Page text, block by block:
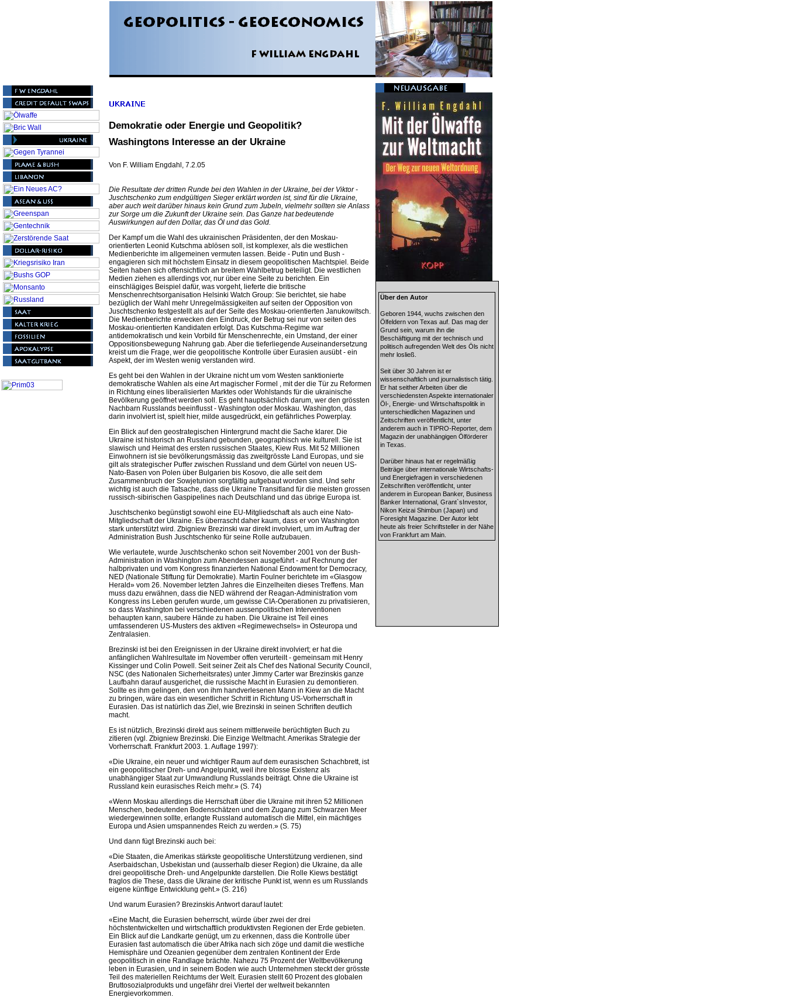
Demokratie oder Energie und Geopolitik?
Washingtons Interesse an der Ukraine
Von F. William Engdahl, 7.2.05
Die Resultate der dritten Runde bei den Wahlen in der Ukraine, bei der Viktor -
Juschtschenko zum endgültigen Sieger erklärt worden ist, sind für die Ukraine,
aber auch weit darüber hinaus kein Grund zum Jubeln, vielmehr sollten sie Anlass
zur Sorge um die Zukunft der Ukraine sein. Das Ganze hat bedeutende
Auswirkungen auf den Dollar, das Öl und das Gold.
Der Kampf um die Wahl des ukrainischen Präsidenten, der den Moskau-
orientierten Leonid Kutschma ablösen soll, ist komplexer, als die westlichen
Medienberichte im allgemeinen vermuten lassen. Beide - Putin und Bush -
engagieren sich mit höchstem Einsatz in diesem geopolitischen Machtspiel. Beide
Seiten haben sich offensichtlich an breitem Wahlbetrug beteiligt. Die westlichen
Medien ziehen es allerdings vor, nur über eine Seite zu berichten. Ein
einschlägiges Beispiel dafür, was vorgeht, lieferte die britische
Menschenrechtsorganisation Helsinki Watch Group: Sie berichtet, sie habe
bezüglich der Wahl mehr Unregelmässigkeiten auf seiten der Opposition von
Juschtschenko festgestellt als auf der Seite des Moskau-orientierten Janukowitsch.
Die Medienberichte erwecken den Eindruck, der Betrug sei nur von seiten des
Moskau-orientierten Kandidaten erfolgt. Das Kutschma-Regime war
antidemokratisch und kein Vorbild für Menschenrechte, ein Umstand, der einer
Oppositionsbewegung Nahrung gab. Aber die tieferliegende Auseinandersetzung
kreist um die Frage, wer die geopolitische Kontrolle über Eurasien ausübt - ein
Aspekt, der im Westen wenig verstanden wird.
Es geht bei den Wahlen in der Ukraine nicht um vom Westen sanktionierte
demokratische Wahlen als eine Art magischer Formel , mit der die Tür zu Reformen
in Richtung eines liberalisierten Marktes oder Wohlstands für die ukrainische
Bevölkerung geöffnet werden soll. Es geht hauptsächlich darum, wer den grössten
Nachbarn Russlands beeinflusst - Washington oder Moskau. Washington, das
darin involviert ist, spielt hier, milde ausgedrückt, ein gefährliches Powerplay.
Ein Blick auf den geostrategischen Hintergrund macht die Sache klarer. Die
Ukraine ist historisch an Russland gebunden, geographisch wie kulturell. Sie ist
slawisch und Heimat des ersten russischen Staates, Kiew Rus. Mit 52 Millionen
Einwohnern ist sie bevölkerungsmässig das zweitgrösste Land Europas, und sie
gilt als strategischer Puffer zwischen Russland und dem Gürtel von neuen US-
Nato-Basen von Polen über Bulgarien bis Kosovo, die alle seit dem
Zusammenbruch der Sowjetunion sorgfältig aufgebaut worden sind. Und sehr
wichtig ist auch die Tatsache, dass die Ukraine Transitland für die meisten grossen
russisch-sibirischen Gaspipelines nach Deutschland und das übrige Europa ist.
Juschtschenko begünstigt sowohl eine EU-Mitgliedschaft als auch eine Nato-
Mitgliedschaft der Ukraine. Es überrascht daher kaum, dass er von Washington
stark unterstützt wird. Zbigniew Brezinski war direkt involviert, um im Auftrag der
Administration Bush Juschtschenko für seine Rolle aufzubauen.
Wie verlautete, wurde Juschtschenko schon seit November 2001 von der Bush-
Administration in Washington zum Abendessen ausgeführt - auf Rechnung der
halbprivaten und vom Kongress finanzierten National Endowment for Democracy,
NED (Nationale Stiftung für Demokratie). Martin Foulner berichtete im «Glasgow
Herald» vom 26. November letzten Jahres die Einzelheiten dieses Treffens. Man
muss dazu erwähnen, dass die NED während der Reagan-Administration vom
Kongress ins Leben gerufen wurde, um gewisse CIA-Operationen zu privatisieren,
so dass Washington bei verschiedenen aussenpolitischen Interventionen
behaupten kann, saubere Hände zu haben. Die Ukraine ist Teil eines
umfassenderen US-Musters des aktiven «Regimewechsels» in Osteuropa und
Zentralasien.
Brezinski ist bei den Ereignissen in der Ukraine direkt involviert; er hat die
anfänglichen Wahlresultate im November offen verurteilt - gemeinsam mit Henry
Kissinger und Colin Powell. Seit seiner Zeit als Chef des National Security Council,
NSC (des Nationalen Sicherheitsrates) unter Jimmy Carter war Brezinskis ganze
Laufbahn darauf ausgerichet, die russische Macht in Eurasien zu demontieren.
Sollte es ihm gelingen, den von ihm handverlesenen Mann in Kiew an die Macht
zu bringen, wäre das ein wesentlicher Schritt in Richtung US-Vorherrschaft in
Eurasien. Das ist natürlich das Ziel, wie Brezinski in seinen Schriften deutlich
macht.
Es ist nützlich, Brezinski direkt aus seinem mittlerweile berüchtigten Buch zu
zitieren (vgl. Zbigniew Brezinski. Die Einzige Weltmacht. Amerikas Strategie der
Vorherrschaft. Frankfurt 2003. 1. Auflage 1997):
«Die Ukraine, ein neuer und wichtiger Raum auf dem eurasischen Schachbrett, ist
ein geopolitischer Dreh- und Angelpunkt, weil ihre blosse Existenz als
unabhängiger Staat zur Umwandlung Russlands beiträgt. Ohne die Ukraine ist
Russland kein eurasisches Reich mehr.» (S. 74)
«Wenn Moskau allerdings die Herrschaft über die Ukraine mit ihren 52 Millionen
Menschen, bedeutenden Bodenschätzen und dem Zugang zum Schwarzen Meer
wiedergewinnen sollte, erlangte Russland automatisch die Mittel, ein mächtiges
Europa und Asien umspannendes Reich zu werden.» (S. 75)
Und dann fügt Brezinski auch bei:
«Die Staaten, die Amerikas stärkste geopolitische Unterstützung verdienen, sind
Aserbaidschan, Usbekistan und (ausserhalb dieser Region) die Ukraine, da alle
drei geopolitische Dreh- und Angelpunkte darstellen. Die Rolle Kiews bestätigt
fraglos die These, dass die Ukraine der kritische Punkt ist, wenn es um Russlands
eigene künftige Entwicklung geht.» (S. 216)
Und warum Eurasien? Brezinskis Antwort darauf lautet:
«Eine Macht, die Eurasien beherrscht, würde über zwei der drei
höchstentwickelten und wirtschaftlich produktivsten Regionen der Erde gebieten.
Ein Blick auf die Landkarte genügt, um zu erkennen, dass die Kontrolle über
Eurasien fast automatisch die über Afrika nach sich zöge und damit die westliche
Hemisphäre und Ozeanien gegenüber dem zentralen Kontinent der Erde
geopolitisch in eine Randlage brächte. Nahezu 75 Prozent der Weltbevölkerung
leben in Eurasien, und in seinem Boden wie auch Unternehmen steckt der grösste
Teil des materiellen Reichtums der Welt. Eurasien stellt 60 Prozent des globalen
Bruttosozialprodukts und ungefähr drei Viertel der weltweit bekannten
Energievorkommen.
Über den Autor
Geboren 1944, wuchs zwischen den
Ölfeldern von Texas auf. Das mag der
Grund sein, warum ihn die
Beschäftigung mit der technisch und
politisch aufregenden Welt des Öls nicht
mehr losließ.
Seit über 30 Jahren ist er
wissenschaftlich und journalistisch tätig.
Er hat seither Arbeiten über die
verschiedensten Aspekte internationaler
Öl-, Energie- und Wirtschaftspolitik in
unterschiedlichen Magazinen und
Zeitschriften veröffentlicht, unter
anderem auch in TIPRO-Reporter, dem
Magazin der unabhängigen Ölförderer
in Texas.
Darüber hinaus hat er regelmäßig
Beiträge über internationale Wirtschafts-
und Energiefragen in verschiedenen
Zeitschriften veröffentlicht, unter
anderem in European Banker, Business
Banker International, Grant`sInvestor,
Nikon Keizai Shimbun (Japan) und
Foresight Magazine. Der Autor lebt
heute als freier Schriftsteller in der Nähe
von Frankfurt am Main.